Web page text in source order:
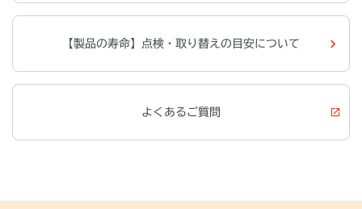
【製品の寿命】点検・取り替えの 目安について
よくあるご質問